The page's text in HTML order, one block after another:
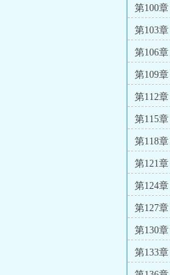
第100
第103
第106
第109
第112
第115
第118
第121
第124
第127
第130
第133